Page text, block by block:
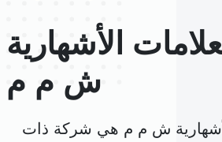
الأشهارية
ش م م
ش م م هي شركة ذات